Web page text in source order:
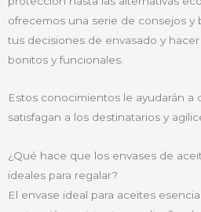
ofrecemos una serie de consejos y
tus decisiones de envasado y
bonitos y funcionales.
Estos conocimientos le ayudarán a
satisfagan a los destinatarios y
¿Qué hace que los envases de
ideales para regalar?
El envase ideal para aceites